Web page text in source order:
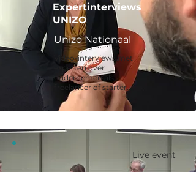
Expertinterviews
UNIZO
Unizo Nationaal
Video-interviews met
experten over
ondernemen als
freelancer of starter.
Live event